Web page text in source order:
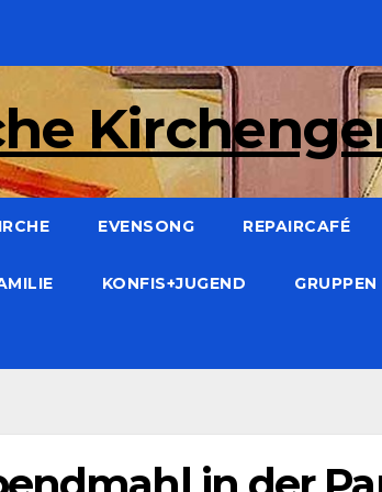
EVENSONG REPAIRCAFÉ
KONFIS+JUGEND GRUPPEN